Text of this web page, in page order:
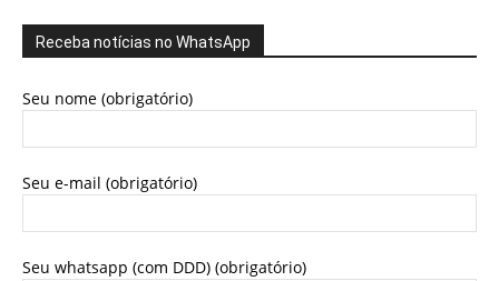
Receba notícias no WhatsApp
Seu nome (obrigatório)
Seu e-mail (obrigatório)
Seu whatsapp (com DDD) (obrigatório)